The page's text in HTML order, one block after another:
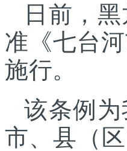
日前，
准《七台
施行。
该条例
市、县（